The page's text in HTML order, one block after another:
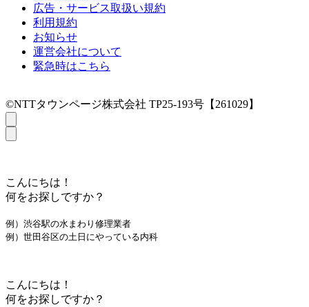
広告・サービス取扱い規約
利用規約
お知らせ
運営会社について
緊急時はこちら
©NTTタウンページ株式会社 TP25-193号【261029】
こんにちは！
何をお探しですか？
例）渋谷駅の水まわり修理業者
例）世田谷区の土日にやっている内科
こんにちは！
何をお探しですか？